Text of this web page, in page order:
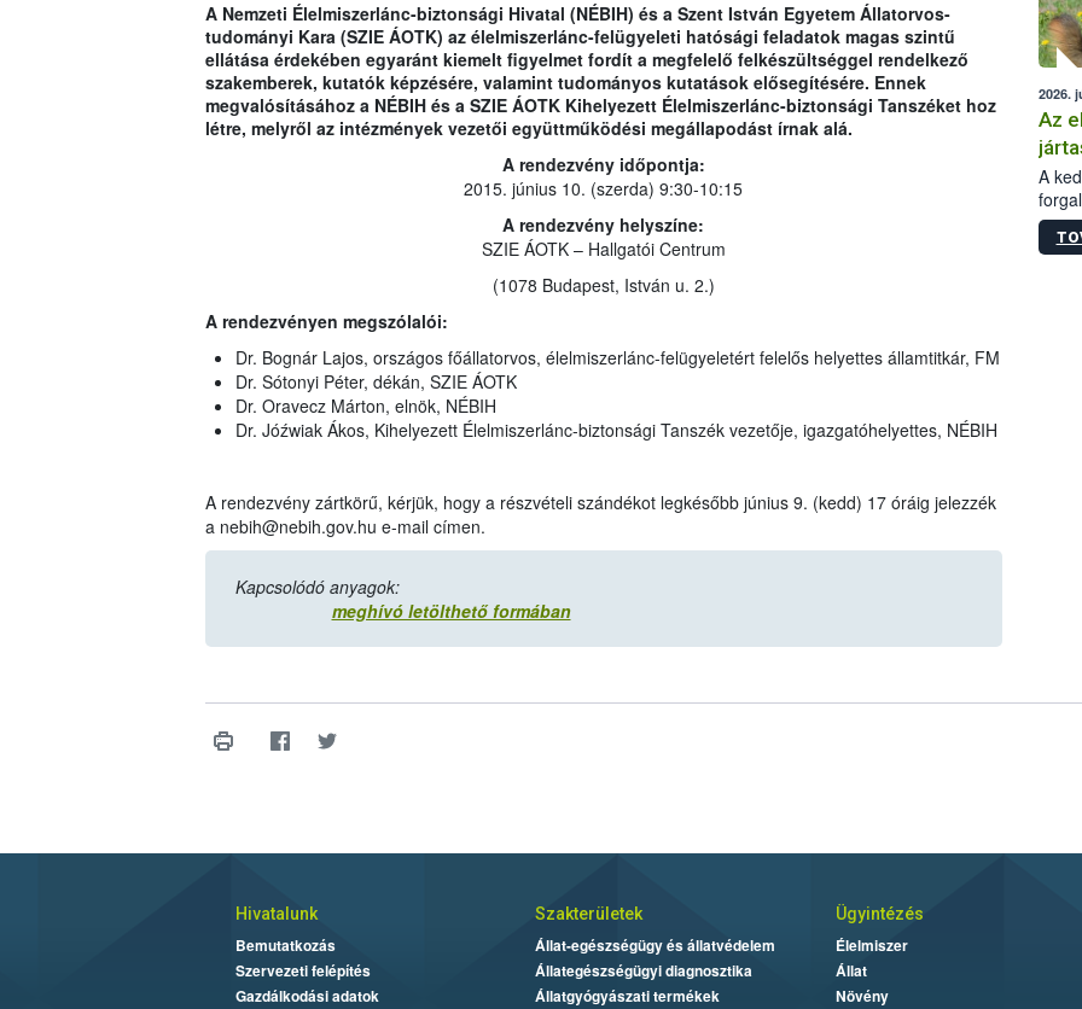
A Nemzeti Élelmiszerlánc-biztonsági Hivatal (NÉBIH) és a Szent István Egyetem Állatorvos-
tudományi Kara (SZIE ÁOTK) az élelmiszerlánc-felügyeleti hatósági feladatok magas szintű
ellátása érdekében egyaránt kiemelt figyelmet fordít a megfelelő felkészültséggel rendelkező
szakemberek, kutatók képzésére, valamint tudományos kutatások elősegítésére. Ennek
megvalósításához a NÉBIH és a SZIE ÁOTK Kihelyezett Élelmiszerlánc-biztonsági Tanszéket hoz
létre, melyről az intézmények vezetői együttműködési megállapodást írnak alá.
A rendezvény időpontja:
2015. június 10. (szerda) 9:30-10:15
A rendezvény helyszíne:
SZIE ÁOTK – Hallgatói Centrum
(1078 Budapest, István u. 2.)
A rendezvényen megszólalói:
Dr. Bognár Lajos, országos főállatorvos, élelmiszerlánc-felügyeletért felelős helyettes államtitkár, FM
Dr. Sótonyi Péter, dékán, SZIE ÁOTK
Dr. Oravecz Márton, elnök, NÉBIH
Dr. Jóźwiak Ákos, Kihelyezett Élelmiszerlánc-biztonsági Tanszék vezetője, igazgatóhelyettes, NÉBIH
A rendezvény zártkörű, kérjük, hogy a részvételi szándékot legkésőbb június 9. (kedd) 17 óráig jelezzék
a nebih@nebih.gov.hu e-mail címen.
Kapcsolódó anyagok:
meghívó letölthető formában
2026.
Az
A
Hivatalunk
Bemutatkozás
Szervezeti felépítés
Gazdálkodási adatok
Szakterületek
Állat-egészségügy és állatvédelem
Állategészségügyi diagnosztika
Állatgyógyászati termékek
Ügyintézés
Élelmiszer
Állat
Növény